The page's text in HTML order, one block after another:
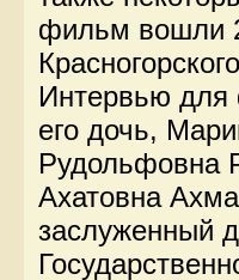
фильм вошли
Интервью для
его дочь,
Рудольфовна
Ахатовна
заслуженный